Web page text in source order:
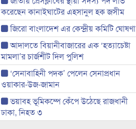
করেছেন কানাইঘাটের এহসানুল হক জসীম
জিরো বাংলাদেশ এর কেন্দ্রীয় কমিটি ঘোষণা
আদালতে বিয়ানীবাজারের এক ‘হত্যাচেষ্টা
মামলা’র চার্জশীট দিল পুলিশ
‘সেনাবাহিনী পদক’ পেলেন সেনাপ্রধান
ওয়াকার-উজ-জামান
ভয়াবহ ভূমিকম্পে কেঁপে উঠেছে রাজধানী
ঢাকা, নিহত ৩